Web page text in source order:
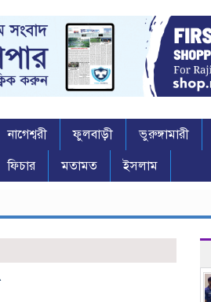
নাগেশ্বরী ফুলবাড়ী ভুরুঙ্গামারী
ফিচার মতামত ইসলাম